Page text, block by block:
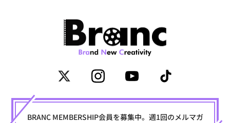
BRANC MEMBERSHIP会員を募集中。週1回のメルマガ